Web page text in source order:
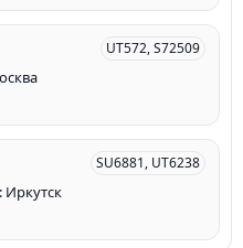
UT572, S72509
SU6881, UT6238
Иркутск